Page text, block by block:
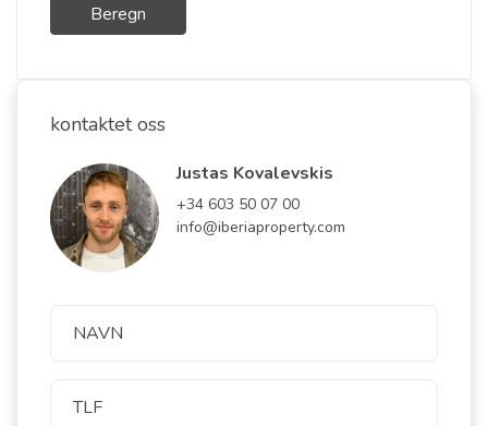
Beregn
kontaktet oss
Justas Kovalevskis
+34 603 50 07 00
info@iberiaproperty.com